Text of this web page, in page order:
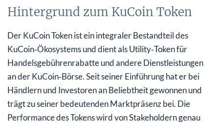
Hintergrund zum KuCoin Token
Der KuCoin Token ist ein integraler Bestandteil des
KuCoin‑Ökosystems und dient als Utility‑Token für
Handelsgebührenrabatte und andere Dienstleistungen
an der KuCoin‑Börse. Seit seiner Einführung hat er bei
Händlern und Investoren an Beliebtheit gewonnen und
trägt zu seiner bedeutenden Marktpräsenz bei. Die
Performance des Tokens wird von Stakeholdern genau